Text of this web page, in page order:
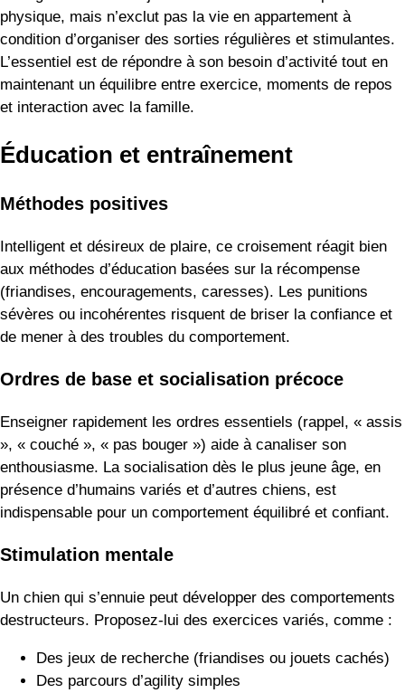
physique, mais n’exclut pas la vie en appartement à
condition d’organiser des sorties régulières et stimulantes.
L’essentiel est de répondre à son besoin d’activité tout en
maintenant un équilibre entre exercice, moments de repos
et interaction avec la famille.
Éducation et entraînement
Méthodes positives
Intelligent et désireux de plaire, ce croisement réagit bien
aux méthodes d’éducation basées sur la récompense
(friandises, encouragements, caresses). Les punitions
sévères ou incohérentes risquent de briser la confiance et
de mener à des troubles du comportement.
Ordres de base et socialisation précoce
Enseigner rapidement les ordres essentiels (rappel, « assis
», « couché », « pas bouger ») aide à canaliser son
enthousiasme. La socialisation dès le plus jeune âge, en
présence d’humains variés et d’autres chiens, est
indispensable pour un comportement équilibré et confiant.
Stimulation mentale
Un chien qui s’ennuie peut développer des comportements
destructeurs. Proposez-lui des exercices variés, comme :
Des jeux de recherche (friandises ou jouets cachés)
Des parcours d’agility simples